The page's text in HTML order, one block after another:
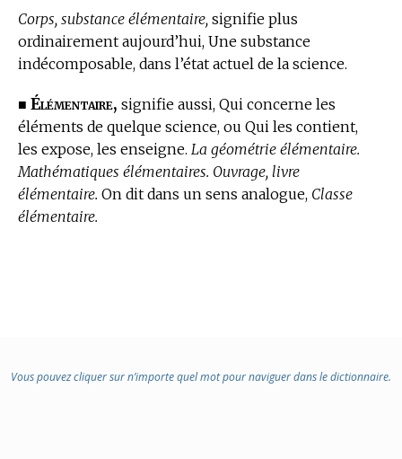
Corps, substance élémentaire, signifie plus
ordinairement aujourd’hui, Une substance
indécomposable, dans l’état actuel de la science.
■ Élémentaire, signifie aussi, Qui concerne les
éléments de quelque science, ou Qui les contient,
les expose, les enseigne. La géométrie élémentaire.
Mathématiques élémentaires. Ouvrage, livre
élémentaire. On dit dans un sens analogue, Classe
élémentaire.
Vous pouvez cliquer sur n’importe quel mot pour naviguer dans le dictionnaire.